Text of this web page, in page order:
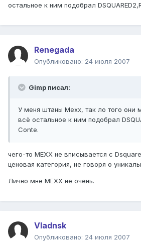
остальное к ним подобрал
Renegada
Опубликовано: 24 июля 2007
Gimp писал:
У меня штаны Mexx, так ло того они
всё остальное к ним подобрал
Conte.
чего-то MEXX не вписывается с
ценовая категория, не говоря о
Лично мне MEXX не очень.
Vladnsk
Опубликовано: 24 июля 2007